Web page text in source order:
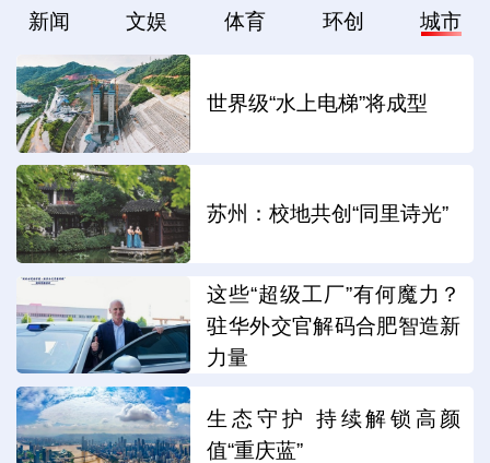
新闻 文娱 体育 环创 城市
世界级“水上电梯”将成型
苏州：校地共创“同里诗光”
这些“超级工厂”有何魔力？
驻华外交官解码合肥智造新
力量
生态守护 持续解锁高颜
值“重庆蓝”